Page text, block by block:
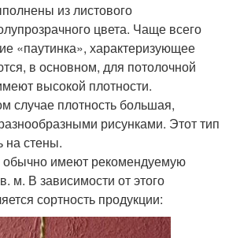
из листового
цвета. Чаще всего
«паутинка», характеризующее
в основном, для потолочной
высокой плотности.
случае плотность большая,
рисунками. Этот тип
на стены.
обычно имеют рекомендуемую
м. В зависимости от этого
сортность продукции: